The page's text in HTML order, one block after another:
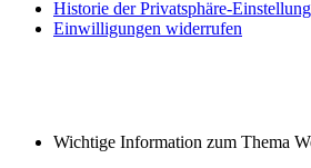
Historie der Privatsphäre-
Einwilligungen widerrufen
Wichtige Information zum Thema